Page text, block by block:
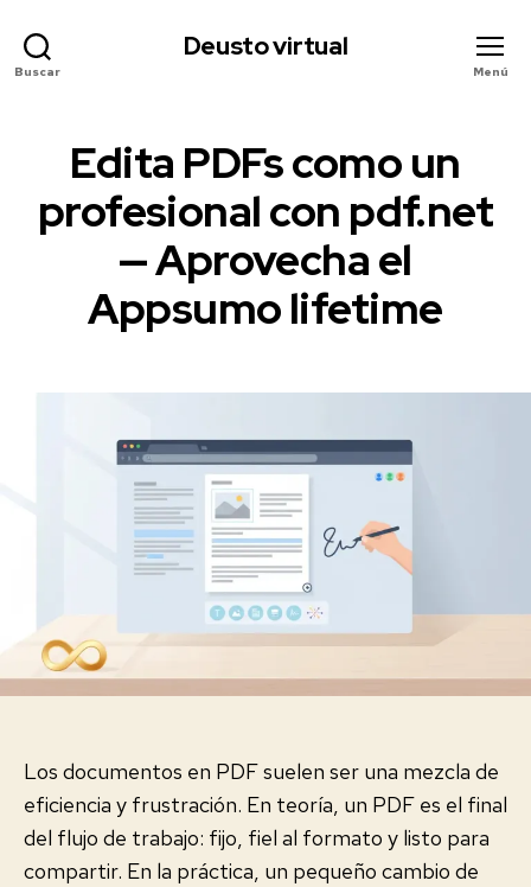
Buscar
Deusto virtual
Menú
Categorías
Edita PDFs como un
profesional con pdf.net
— Aprovecha el
Appsumo lifetime
entrada
0
2
6
2
1
8
Los documentos en PDF suelen ser una mezcla de
eficiencia y frustración. En teoría, un PDF es el final
del flujo de trabajo: fijo, fiel al formato y listo para
compartir. En la práctica, un pequeño cambio de